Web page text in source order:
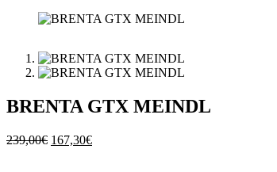
BRENTA GTX MEINDL
239,00€ Il167,30€Il